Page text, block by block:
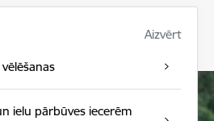
Aizvērt
ielu pārbūves iecerēm